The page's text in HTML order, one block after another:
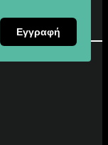
Εγγραφή